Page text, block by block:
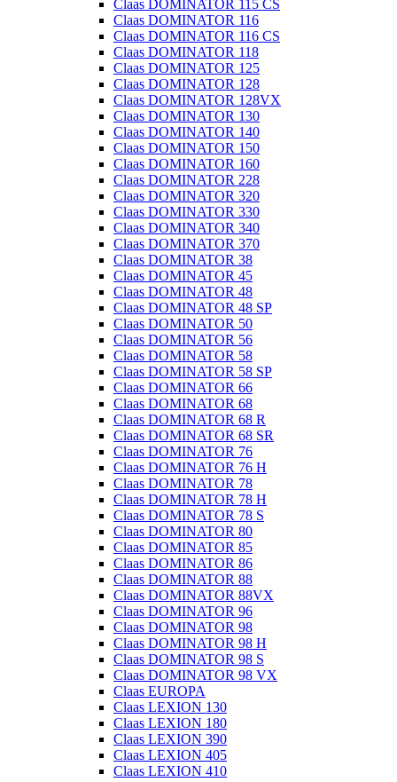
Claas DOMINATOR 115 CS
Claas DOMINATOR 116
Claas DOMINATOR 116 CS
Claas DOMINATOR 118
Claas DOMINATOR 125
Claas DOMINATOR 128
Claas DOMINATOR 128VX
Claas DOMINATOR 130
Claas DOMINATOR 140
Claas DOMINATOR 150
Claas DOMINATOR 160
Claas DOMINATOR 228
Claas DOMINATOR 320
Claas DOMINATOR 330
Claas DOMINATOR 340
Claas DOMINATOR 370
Claas DOMINATOR 38
Claas DOMINATOR 45
Claas DOMINATOR 48
Claas DOMINATOR 48 SP
Claas DOMINATOR 50
Claas DOMINATOR 56
Claas DOMINATOR 58
Claas DOMINATOR 58 SP
Claas DOMINATOR 66
Claas DOMINATOR 68
Claas DOMINATOR 68 R
Claas DOMINATOR 68 SR
Claas DOMINATOR 76
Claas DOMINATOR 76 H
Claas DOMINATOR 78
Claas DOMINATOR 78 H
Claas DOMINATOR 78 S
Claas DOMINATOR 80
Claas DOMINATOR 85
Claas DOMINATOR 86
Claas DOMINATOR 88
Claas DOMINATOR 88VX
Claas DOMINATOR 96
Claas DOMINATOR 98
Claas DOMINATOR 98 H
Claas DOMINATOR 98 S
Claas DOMINATOR 98 VX
Claas EUROPA
Claas LEXION 130
Claas LEXION 180
Claas LEXION 390
Claas LEXION 405
Claas LEXION 410